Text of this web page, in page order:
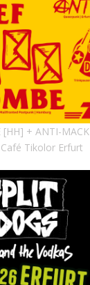
[HH] + ANTI-
Tikolor Erfurt